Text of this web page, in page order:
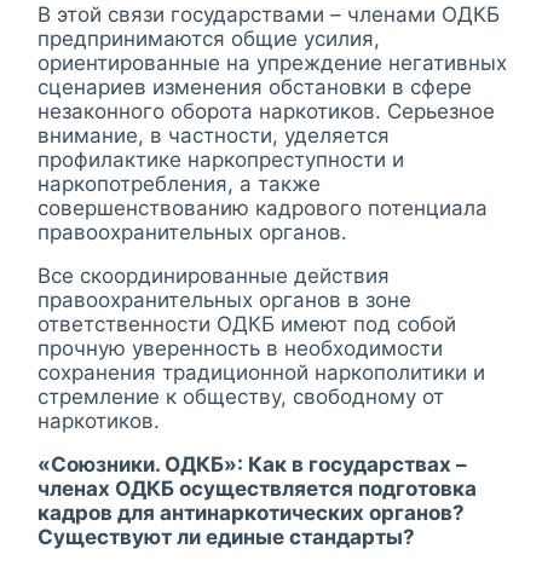
В этой связи государствами – членами ОДКБ
предпринимаются общие усилия,
ориентированные на упреждение негативных
сценариев изменения обстановки в сфере
незаконного оборота наркотиков. Серьезное
внимание, в частности, уделяется
профилактике наркопреступности и
наркопотребления, а также
совершенствованию кадрового потенциала
правоохранительных органов.
Все скоординированные действия
правоохранительных органов в зоне
ответственности ОДКБ имеют под собой
прочную уверенность в необходимости
сохранения традиционной наркополитики и
стремление к обществу, свободному от
наркотиков.
«Союзники. ОДКБ»: Как в государствах –
членах ОДКБ осуществляется подготовка
кадров для антинаркотических органов?
Существуют ли единые стандарты?